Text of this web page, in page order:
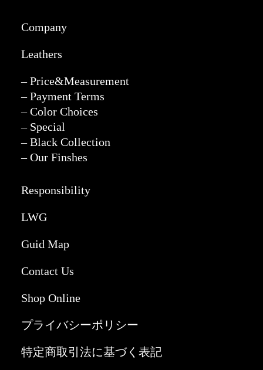
Company
Leathers
– Price&Measurement
– Payment Terms
– Color Choices
– Special
– Black Collection
– Our Finshes
Responsibility
LWG
Guid Map
Contact Us
Shop Online
プライバシーポリシー
特定商取引法に基づく表記